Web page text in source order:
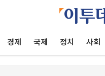
경제 국제 정치 사회